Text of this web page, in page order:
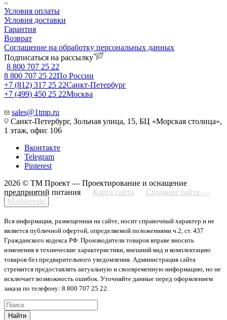
Условия оплаты
Условия доставки
Гарантия
Возврат
Соглашение на обработку персональных данных
Подписаться на рассылку
8 800 707 25 22
8 800 707 25 22По России
+7 (812) 317 25 22Санкт-Петербург
+7 (499) 450 25 22Москва
sales@1tmp.ru
Санкт-Петербург, Зольная улица, 15, БЦ «Морская столица»,
1 этаж, офис 106
Вконтакте
Telegram
Pinterest
2026 © ТМ Проект — Проектирование и оснащение
предприятий питания
Карта сайта
Создание сайта —
Mashkevski
Вся информация, размещенная на сайте, носит справочный характер и не
является публичной офертой, определяемой положениями ч.2, ст. 437
Гражданского кодекса РФ. Производители товаров вправе вносить
изменения в технические характеристики, внешний вид и комплектацию
товаров без предварительного уведомления. Администрация сайта
стремится предоставлять актуальную и своевременную информацию, но не
исключает возможность ошибок. Уточняйте данные перед оформлением
заказа по телефону: 8 800 707 25 22.
Найти